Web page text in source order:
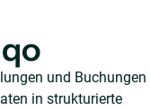
und Buchungen
in strukturierte